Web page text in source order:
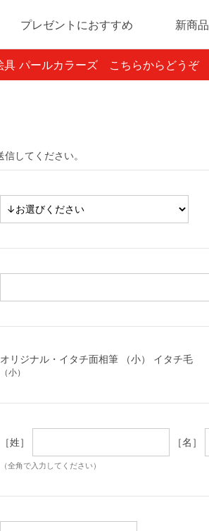
プレゼントにおすすめ 新商品
具 パールカラーズ こちらからどうぞ
してください。
オリジナル・イタチ面相筆 （小） イタチ毛
（小）
［姓］ ［名］
（全角で入力してください）